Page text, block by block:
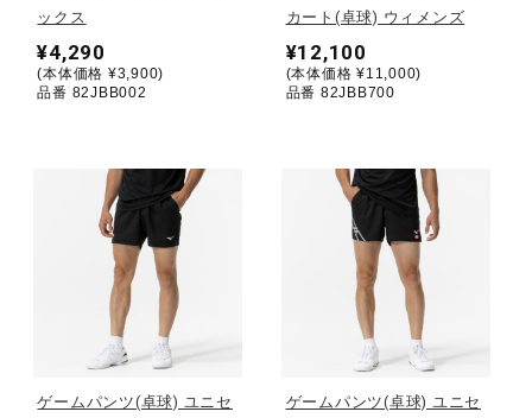
アウトドア／レイン
健康／エクササイズ
ジュニア／キッズ
ックス
¥4,290
(本体価格 ¥3,900)
品番 82JBB002
カート(卓球) ウィメンズ
¥12,100
(本体価格 ¥11,000)
品番 82JBB700
ゲームパンツ(卓球) ユニセ
ゲームパンツ(卓球) ユニセ